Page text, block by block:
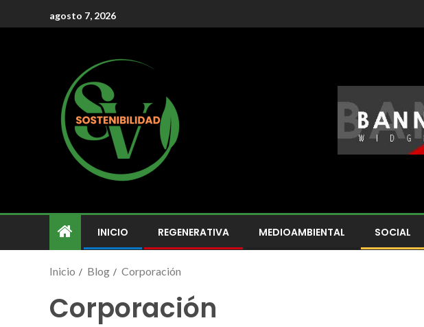
agosto 7, 2026
INICIO REGENERATIVA MEDIOAMBIENTAL SOCIAL
Inicio Blog Corporación
Corporación